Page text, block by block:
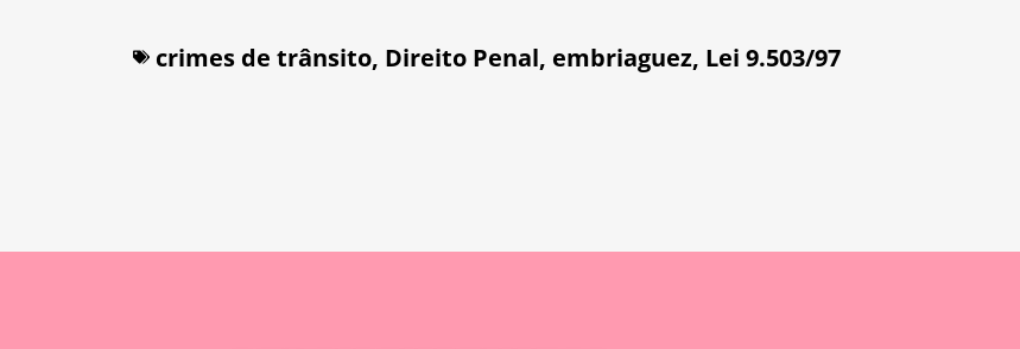
crimes de trânsito, Direito Penal, embriaguez, Lei 9.503/97